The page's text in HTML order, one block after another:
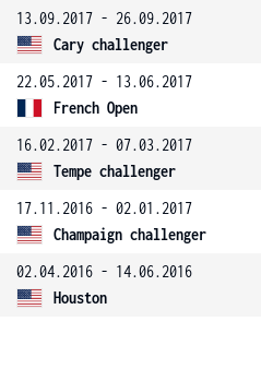
13.09.2017 - 26.09.2017
Cary challenger
22.05.2017 - 13.06.2017
French Open
16.02.2017 - 07.03.2017
Tempe challenger
17.11.2016 - 02.01.2017
Champaign challenger
02.04.2016 - 14.06.2016
Houston